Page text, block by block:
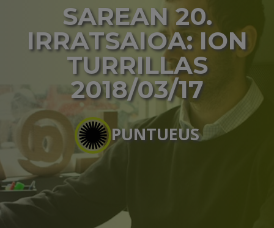
SAREAN 20.
IRRATSAIOA: ION
TURRILLAS
2018/03/17
PUNTUEUS